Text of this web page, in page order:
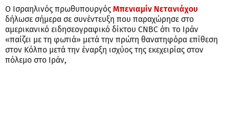
Ο Ισραηλινός πρωθυπουργός Μπενιαμίν Νετανιάχου
δήλωσε σήμερα σε συνέντευξη που παραχώρησε στο
αμερικανικό ειδησεογραφικό δίκτου CNBC ότι το Ιράν
«παίζει με τη φωτιά» μετά την πρώτη θανατηφόρα επίθεση
στον Κόλπο μετά την έναρξη ισχύος της εκεχειρίας στον
πόλεμο στο Ιράν,